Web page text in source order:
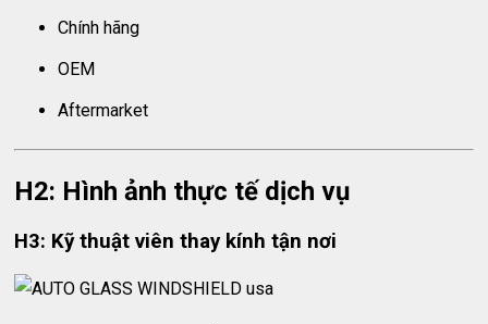
Chính hãng
OEM
Aftermarket
H2: Hình ảnh thực tế dịch vụ
H3: Kỹ thuật viên thay kính tận nơi